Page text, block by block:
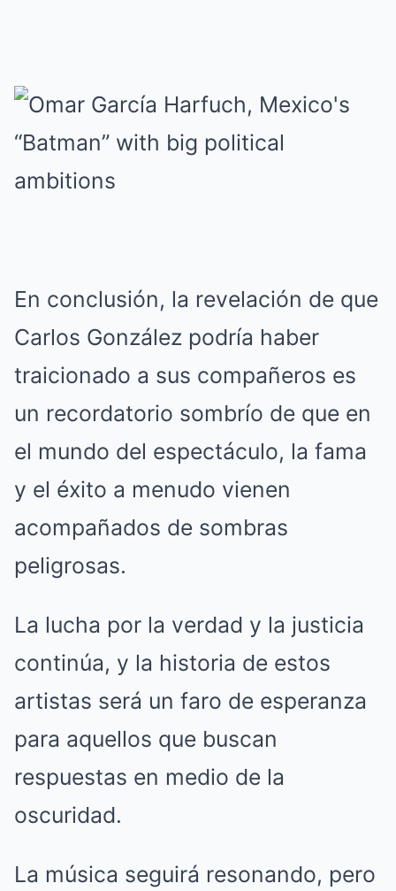
En conclusión, la revelación de que
Carlos González podría haber
traicionado a sus compañeros es
un recordatorio sombrío de que en
el mundo del espectáculo, la fama
y el éxito a menudo vienen
acompañados de sombras
peligrosas.
La lucha por la verdad y la justicia
continúa, y la historia de estos
artistas será un faro de esperanza
para aquellos que buscan
respuestas en medio de la
oscuridad.
La música seguirá resonando, pero